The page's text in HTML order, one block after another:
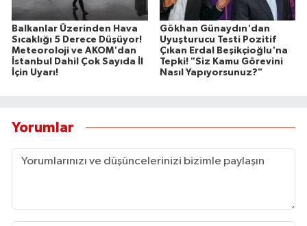
Balkanlar Üzerinden Hava
Sıcaklığı 5 Derece Düşüyor!
Meteoroloji ve AKOM'dan
İstanbul Dahil Çok Sayıda İl
İçin Uyarı!
Gökhan Günaydın'dan
Uyuşturucu Testi Pozitif
Çıkan Erdal Beşikçioğlu'na
Tepki! "Siz Kamu Görevini
Nasıl Yapıyorsunuz?"
Yorumlar